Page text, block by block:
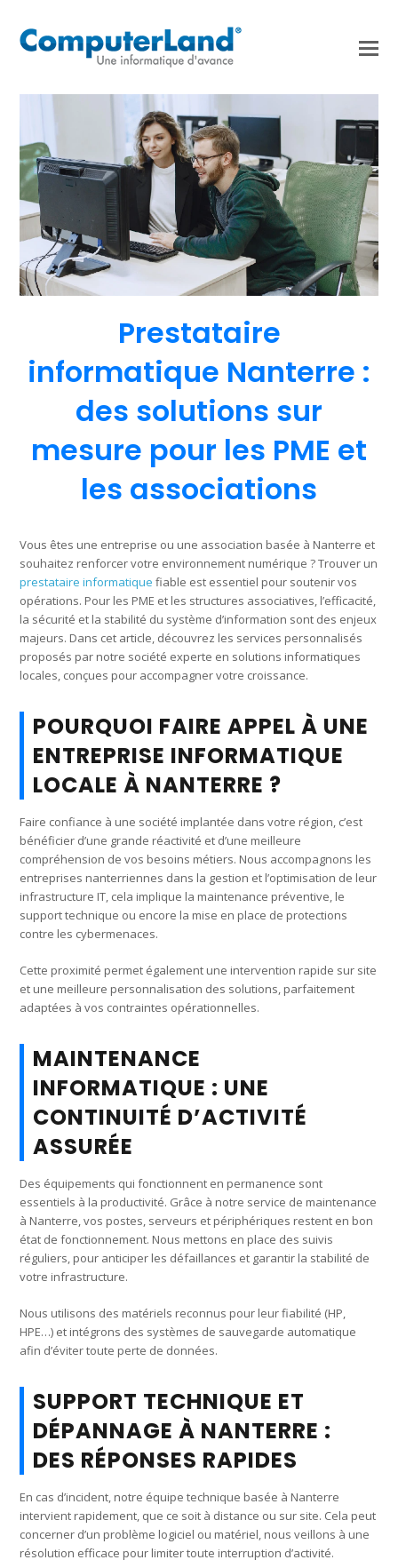
Prestataire
informatique Nanterre :
des solutions sur
mesure pour les PME et
les associations
Vous êtes une entreprise ou une association basée à Nanterre et
souhaitez renforcer votre environnement numérique ? Trouver un
prestataire informatique fiable est essentiel pour soutenir vos
opérations. Pour les PME et les structures associatives, l’efficacité,
la sécurité et la stabilité du système d’information sont des enjeux
majeurs. Dans cet article, découvrez les services personnalisés
proposés par notre société experte en solutions informatiques
locales, conçues pour accompagner votre croissance.
POURQUOI FAIRE APPEL À UNE
ENTREPRISE INFORMATIQUE
LOCALE À NANTERRE ?
Faire confiance à une société implantée dans votre région, c’est
bénéficier d’une grande réactivité et d’une meilleure
compréhension de vos besoins métiers. Nous accompagnons les
entreprises nanterriennes dans la gestion et l’optimisation de leur
infrastructure IT, cela implique la maintenance préventive, le
support technique ou encore la mise en place de protections
contre les cybermenaces.
Cette proximité permet également une intervention rapide sur site
et une meilleure personnalisation des solutions, parfaitement
adaptées à vos contraintes opérationnelles.
MAINTENANCE
INFORMATIQUE : UNE
CONTINUITÉ D’ACTIVITÉ
ASSURÉE
Des équipements qui fonctionnent en permanence sont
essentiels à la productivité. Grâce à notre service de maintenance
à Nanterre, vos postes, serveurs et périphériques restent en bon
état de fonctionnement. Nous mettons en place des suivis
réguliers, pour anticiper les défaillances et garantir la stabilité de
votre infrastructure.
Nous utilisons des matériels reconnus pour leur fiabilité (HP,
HPE…) et intégrons des systèmes de sauvegarde automatique
afin d’éviter toute perte de données.
SUPPORT TECHNIQUE ET
DÉPANNAGE À NANTERRE :
DES RÉPONSES RAPIDES
En cas d’incident, notre équipe technique basée à Nanterre
intervient rapidement, que ce soit à distance ou sur site. Cela peut
concerner d’un problème logiciel ou matériel, nous veillons à une
résolution efficace pour limiter toute interruption d’activité.